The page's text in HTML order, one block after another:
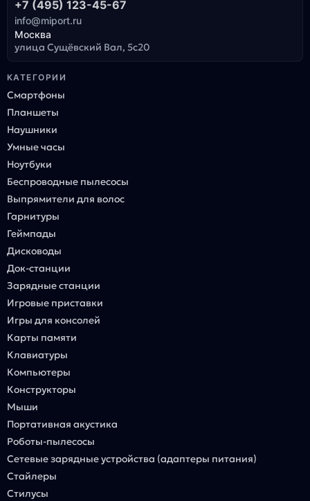
+7 (495) 123-45-67
info@miport.ru
Москва
улица Сущёвский Вал, 5с20
КАТЕГОРИИ
Смартфоны
Планшеты
Наушники
Умные часы
Ноутбуки
Беспроводные пылесосы
Выпрямители для волос
Гарнитуры
Геймпады
Дисководы
Док-станции
Зарядные станции
Игровые приставки
Игры для консолей
Карты памяти
Клавиатуры
Компьютеры
Конструкторы
Мыши
Портативная акустика
Роботы-пылесосы
Сетевые зарядные устройства (адаптеры питания)
Стайлеры
Стилусы